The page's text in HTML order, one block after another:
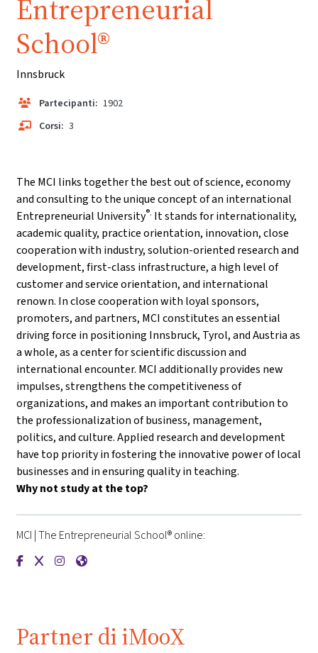
Entrepreneurial
School®
Innsbruck
Partecipanti: 1902
Corsi: 3
The MCI links together the best out of science, economy
and consulting to the unique concept of an international
Entrepreneurial University®. It stands for internationality,
academic quality, practice orientation, innovation, close
cooperation with industry, solution-oriented research and
development, first-class infrastructure, a high level of
customer and service orientation, and international
renown. In close cooperation with loyal sponsors,
promoters, and partners, MCI constitutes an essential
driving force in positioning Innsbruck, Tyrol, and Austria as
a whole, as a center for scientific discussion and
international encounter. MCI additionally provides new
impulses, strengthens the competitiveness of
organizations, and makes an important contribution to
the professionalization of business, management,
politics, and culture. Applied research and development
have top priority in fostering the innovative power of local
businesses and in ensuring quality in teaching.
Why not study at the top?
MCI | The Entrepreneurial School® online:
{mlang de}MCI | Die Unternehmerische
{mlang de}MCI | Die Unternehmerische
{mlang de}MCI | Die Unternehmerische
{mlang de}MCI | Die Unternehmerische
Partner di iMooX